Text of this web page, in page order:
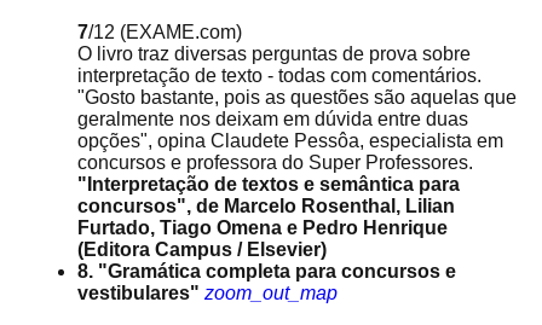
7/12 (EXAME.com)
O livro traz diversas perguntas de prova sobre
interpretação de texto - todas com comentários.
"Gosto bastante, pois as questões são aquelas que
geralmente nos deixam em dúvida entre duas
opções", opina Claudete Pessôa, especialista em
concursos e professora do Super Professores.
"Interpretação de textos e semântica para
concursos", de Marcelo Rosenthal, Lilian
Furtado, Tiago Omena e Pedro Henrique
(Editora Campus / Elsevier)
8. "Gramática completa para concursos e
vestibulares" zoom_out_map